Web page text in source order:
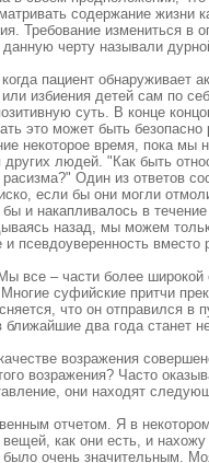
содержание
Требование измениться в
черту называли
пациент обнаруживает
избиения детей сам по
суть. В конце
это может быть
некоторое время, пока
людей. "Как быть
Один из ответов
если бы они могли
и накапливалось в
назад, мы можем
вместо
все – части более широкой
суфийские притчи
что он отправился
два года станет
возражения
возражения? Часто
они находят
отчетом. Я в
как они есть, и
было очень значительным.